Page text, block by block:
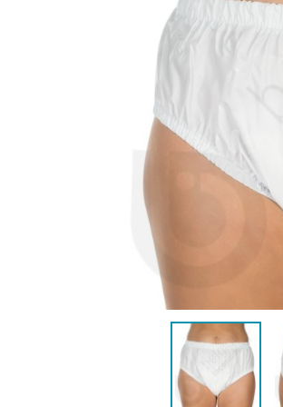
ANATOMIQUE FEMME
MAILLOT DE BAIN
AIDE À LA CONTINENCE
LANGE PISCINE ENFANT
HYGIÈNE & SOIN ENFANT